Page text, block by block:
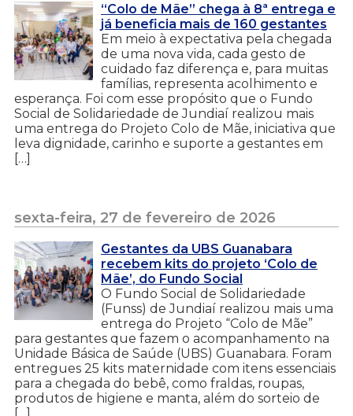
“Colo de Mãe” chega à 8ª entrega e
já beneficia mais de 160 gestantes
Em meio à expectativa pela chegada
de uma nova vida, cada gesto de
cuidado faz diferença e, para muitas
famílias, representa acolhimento e
esperança. Foi com esse propósito que o Fundo
Social de Solidariedade de Jundiaí realizou mais
uma entrega do Projeto Colo de Mãe, iniciativa que
leva dignidade, carinho e suporte a gestantes em
[…]
sexta-feira, 27 de fevereiro de 2026
Gestantes da UBS Guanabara
recebem kits do projeto ‘Colo de
Mãe’, do Fundo Social
O Fundo Social de Solidariedade
(Funss) de Jundiaí realizou mais uma
entrega do Projeto “Colo de Mãe”
para gestantes que fazem o acompanhamento na
Unidade Básica de Saúde (UBS) Guanabara. Foram
entregues 25 kits maternidade com itens essenciais
para a chegada do bebê, como fraldas, roupas,
produtos de higiene e manta, além do sorteio de
[…]